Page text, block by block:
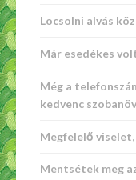
Locsolni alvás
Már esedékes
Még a
kedvenc
Megfelelő
Mentsétek meg